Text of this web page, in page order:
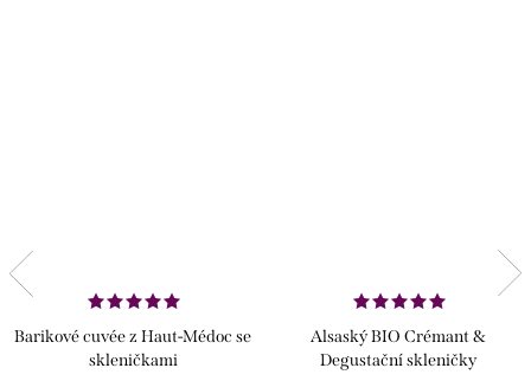
Barikové cuvée z Haut-Médoc se
skleničkami
Alsaský BIO Crémant &
Degustační skleničky